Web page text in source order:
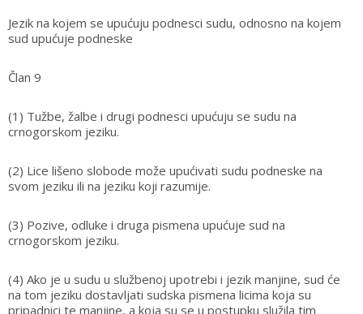
Jezik na kojem se upućuju podnesci sudu, odnosno na kojem
sud upućuje podneske
Član 9
(1) Tužbe, žalbe i drugi podnesci upućuju se sudu na
crnogorskom jeziku.
(2) Lice lišeno slobode može upućivati sudu podneske na
svom jeziku ili na jeziku koji razumije.
(3) Pozive, odluke i druga pismena upućuje sud na
crnogorskom jeziku.
(4) Ako je u sudu u službenoj upotrebi i jezik manjine, sud će
na tom jeziku dostavljati sudska pismena licima koja su
pripadnici te manjine, a koja su se u postupku služila tim